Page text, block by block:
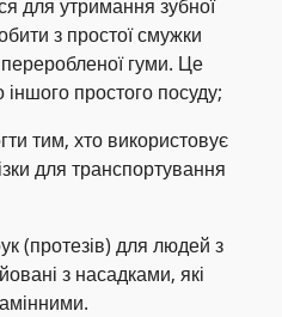
для утримання зубної
з простої смужки
переробленої гуми. Це
простого посуду;
тим, хто використовує
для транспортування
(протезів) для людей з
з насадками, які